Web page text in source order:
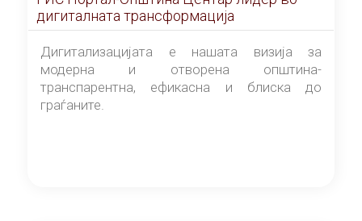
дигиталната трансформација
Дигитализацијата е нашата визија за
модерна и отворена општина-
транспарентна, ефикасна и блиска до
граѓаните.